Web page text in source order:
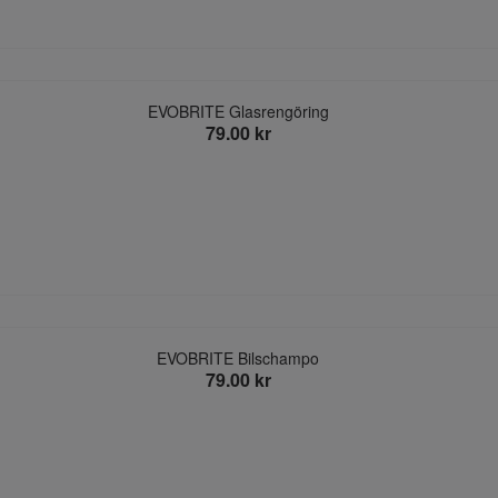
EVOBRITE Glasrengöring
79.00 kr
EVOBRITE Bilschampo
79.00 kr